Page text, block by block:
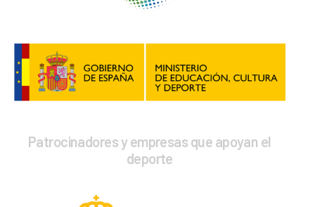
Patrocinadores y empresas que apoyan el
deporte